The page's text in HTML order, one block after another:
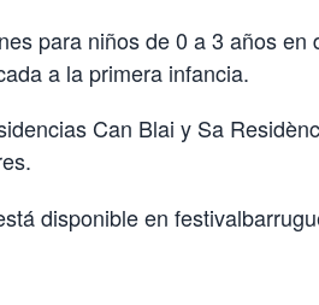
para niños de 0 a 3 años en
a la primera infancia.
Can Blai y Sa
disponible en